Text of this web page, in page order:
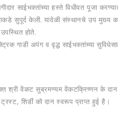
साईभक्तांच्या हस्ते विधीवत पूजा
सुपूर्द केली. यावेळी संस्थानचे उप मुख्य
होते.
गाडी अपंग व वृद्ध साईभक्तांच्या
श्री वेंकट सुब्रमण्यम वेंकटक्रिष्णन के दान
शिर्डी को दान स्वरूप प्राप्त हुई है।